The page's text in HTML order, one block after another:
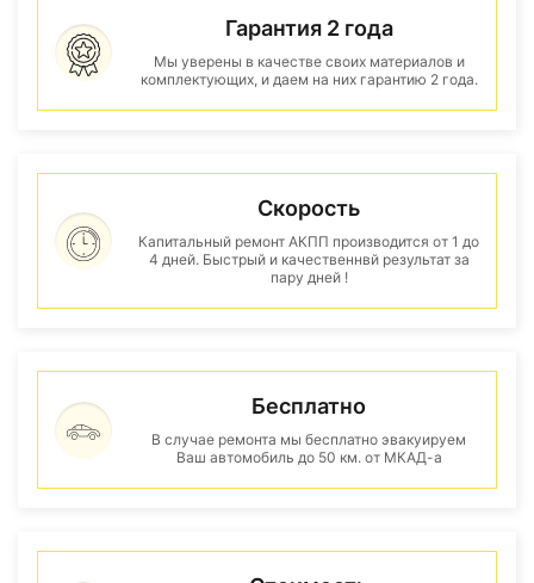
Гарантия 2 года
Мы уверены в качестве своих материалов и
комплектующих, и даем на них гарантию 2 года.
Скорость
Капитальный ремонт АКПП производится от 1 до
4 дней. Быстрый и качественнвй результат за
пару дней !
Бесплатно
В случае ремонта мы бесплатно эвакуируем
Ваш автомобиль до 50 км. от МКАД-а